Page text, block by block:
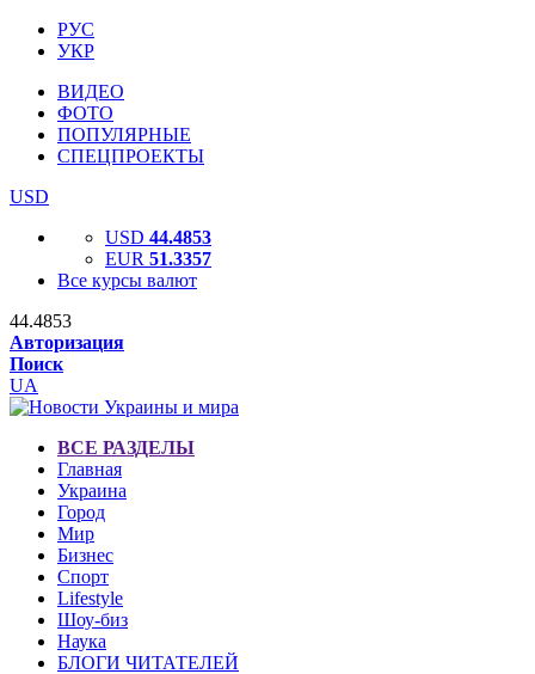
РУС
УКР
ВИДЕО
ФОТО
ПОПУЛЯРНЫЕ
СПЕЦПРОЕКТЫ
USD
USD 44.4853
EUR 51.3357
Все курсы валют
44.4853
Авторизация
Поиск
UA
ВСЕ РАЗДЕЛЫ
Главная
Украина
Город
Мир
Бизнес
Спорт
Lifestyle
Шоу-биз
Наука
БЛОГИ ЧИТАТЕЛЕЙ